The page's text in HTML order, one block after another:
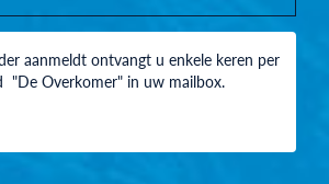
aanmeldt ontvangt u enkele keren per
"De Overkomer" in uw mailbox.